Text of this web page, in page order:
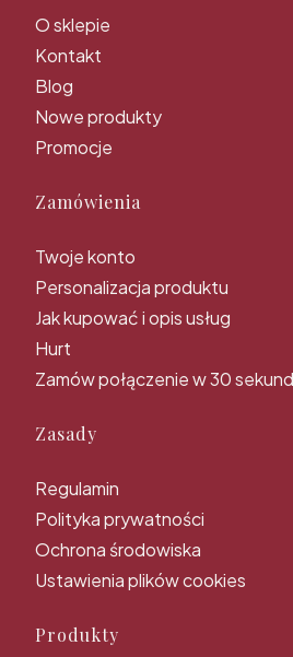
O sklepie
Kontakt
Blog
Nowe produkty
Promocje
Zamówienia
Twoje konto
Personalizacja produktu
Jak kupować i opis usług
Hurt
Zamów połączenie w 30 sekund
Zasady
Regulamin
Polityka prywatności
Ochrona środowiska
Ustawienia plików cookies
Produkty